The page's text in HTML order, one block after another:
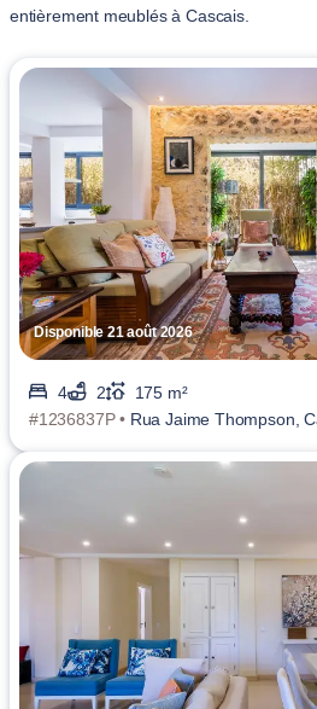
entièrement meublés à Cascais.
Disponible 21 août 2026
4 2
175 m²
#1236837P • Rua Jaime Thompson,